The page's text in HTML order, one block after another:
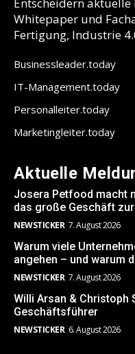
Entscheidern aktuelle
Whitepaper und
Fertigung, Industrie
Businessleader.today
IT-Management.today
Personalleiter.today
Marketingleiter.today
Aktuelle
Josera Petfood macht
das große Geschäft
NEWSTICKER 7. August 2026
Warum viele
angehen – und warum
NEWSTICKER 7. August 2026
Willi Arsan & Christoph
Geschäftsführer
NEWSTICKER 6. August 2026